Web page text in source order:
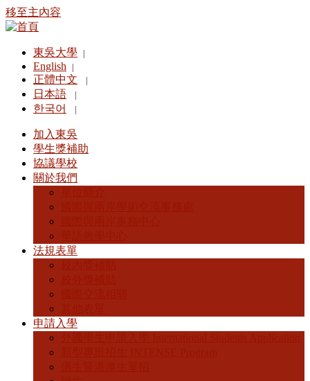
移至主內容
東吳大學
English
正體中文
日本語
한국어
加入東吳
學生獎補助
協議學校
關於我們
法規表單
申請入學